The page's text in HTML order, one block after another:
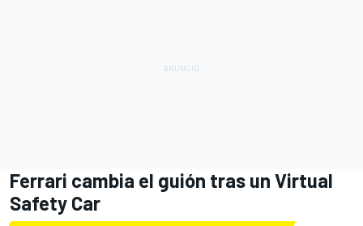
Ferrari cambia el guión tras un Virtual
Safety Car